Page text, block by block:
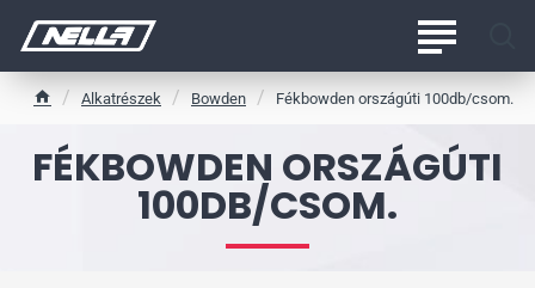
FÉKBOWDEN ORSZÁGÚTI
100DB/CSOM.
m
e
Alkatrészek Bowden Fékbowden országúti 100db/csom.